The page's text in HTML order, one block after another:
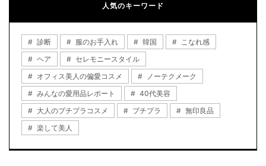
人気のキーワード
診断 服のお手入れ 韓国
こなれ感
ヘア
セレモニースタイル
オフィス美人の偏愛コスメ
ノーテクメーク
みんなの愛用品レポート
40代美容
大人のプチプラコスメ
プチプラ
無印良品
楽して美人